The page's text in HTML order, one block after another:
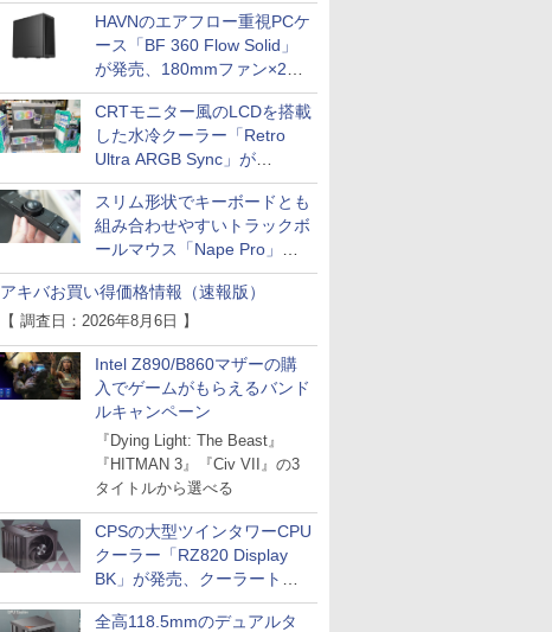
HAVNのエアフロー重視PCケ
ース「BF 360 Flow Solid」
が発売、180mmファン×2搭
載
CRTモニター風のLCDを搭載
した水冷クーラー「Retro
Ultra ARGB Sync」が
Thermaltakeから
スリム形状でキーボードとも
組み合わせやすいトラックボ
ールマウス「Nape Pro」が
Keychronから
アキバお買い得価格情報（速報版）
【 調査日：2026年8月6日 】
Intel Z890/B860マザーの購
入でゲームがもらえるバンド
ルキャンペーン
『Dying Light: The Beast』
『HITMAN 3』『Civ VII』の3
タイトルから選べる
CPSの大型ツインタワーCPU
クーラー「RZ820 Display
BK」が発売、クーラートッ
プに5インチ液晶搭載
全高118.5mmのデュアルタ